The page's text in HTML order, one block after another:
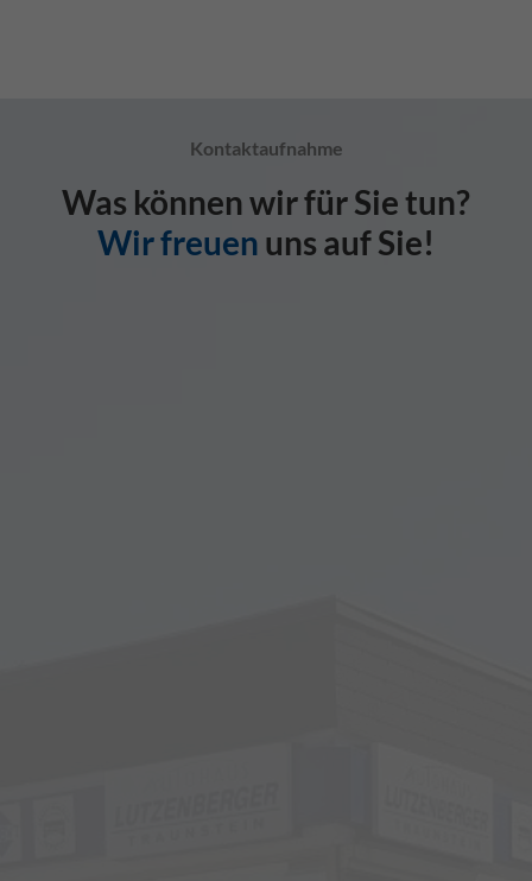
Kontaktaufnahme
Was können wir für Sie tun?
Wir freuen uns auf Sie!